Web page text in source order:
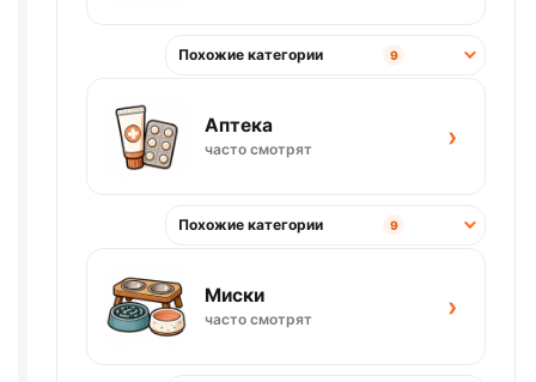
Похожие категории 9
Аптека
часто смотрят ›
Похожие категории 9
Миски
часто смотрят ›